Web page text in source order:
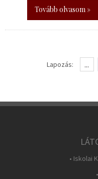
Tovább olvasom »
Lapozás: ...
• Iskolai